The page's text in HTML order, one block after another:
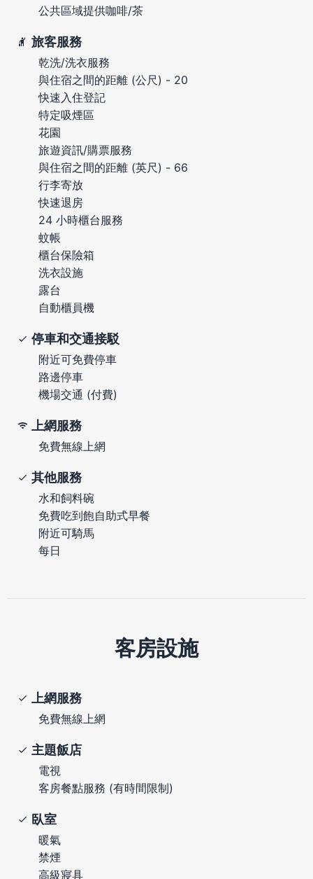
公共區域提供咖啡/茶
旅客服務
乾洗/洗衣服務
與住宿之間的距離 (公尺) - 20
快速入住登記
特定吸煙區
花園
旅遊資訊/購票服務
與住宿之間的距離 (英尺) - 66
行李寄放
快速退房
24 小時櫃台服務
蚊帳
櫃台保險箱
洗衣設施
露台
自動櫃員機
停車和交通接駁
附近可免費停車
路邊停車
機場交通 (付費)
上網服務
免費無線上網
其他服務
水和飼料碗
免費吃到飽自助式早餐
附近可騎馬
每日
客房設施
上網服務
免費無線上網
主題飯店
電視
客房餐點服務 (有時間限制)
臥室
暖氣
禁煙
高級寢具